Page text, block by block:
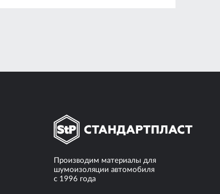
24 ч.
Производим материалы для
шумоизоляции автомобиля
с 1996 года